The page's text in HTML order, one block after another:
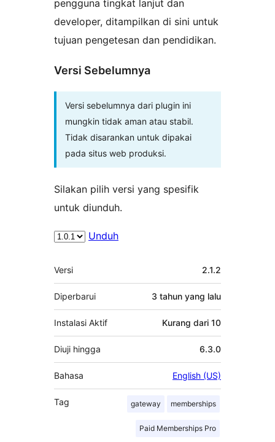
pengguna tingkat lanjut dan
developer, ditampilkan di sini untuk
tujuan pengetesan dan pendidikan.
Versi Sebelumnya
Versi sebelumnya dari plugin ini
mungkin tidak aman atau stabil.
Tidak disarankan untuk dipakai
pada situs web produksi.
Silakan pilih versi yang spesifik
untuk diunduh.
Unduh
Meta
Versi 2.1.2
Diperbarui 3 tahun yang lalu
Instalasi Aktif Kurang dari 10
Diuji hingga 6.3.0
Bahasa English (US)
Tag gateway memberships
Paid Memberships Pro